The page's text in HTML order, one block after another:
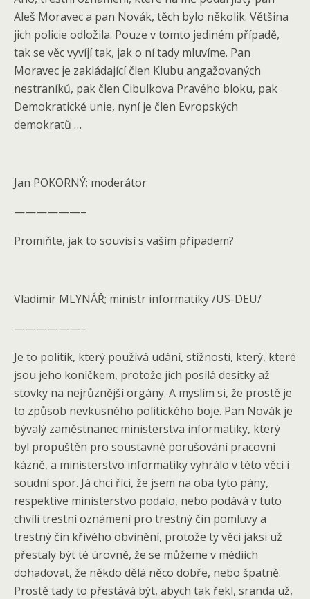
Aleš Moravec a pan Novák, těch bylo několik. Většina
jich policie odložila. Pouze v tomto jediném případě,
tak se věc vyvíjí tak, jak o ní tady mluvíme. Pan
Moravec je zakládající člen Klubu angažovaných
nestraníků, pak člen Cibulkova Pravého bloku, pak
Demokratické unie, nyní je člen Evropských
demokratů …
Jan POKORNÝ; moderátor
——————–
Promiňte, jak to souvisí s vaším případem?
Vladimír MLYNÁŘ; ministr informatiky /US-DEU/
——————–
Je to politik, který používá udání, stížnosti, který, které
jsou jeho koníčkem, protože jich posílá desítky až
stovky na nejrůznější orgány. A myslím si, že prostě je
to způsob nevkusného politického boje. Pan Novák je
bývalý zaměstnanec ministerstva informatiky, který
byl propuštěn pro soustavné porušování pracovní
kázně, a ministerstvo informatiky vyhrálo v této věci i
soudní spor. Já chci říci, že jsem na oba tyto pány,
respektive ministerstvo podalo, nebo podává v tuto
chvíli trestní oznámení pro trestný čin pomluvy a
trestný čin křivého obvinění, protože ty věci jaksi už
přestaly být té úrovně, že se můžeme v médiích
dohadovat, že někdo dělá něco dobře, nebo špatně.
Prostě tady to přestává být, abych tak řekl, sranda už,